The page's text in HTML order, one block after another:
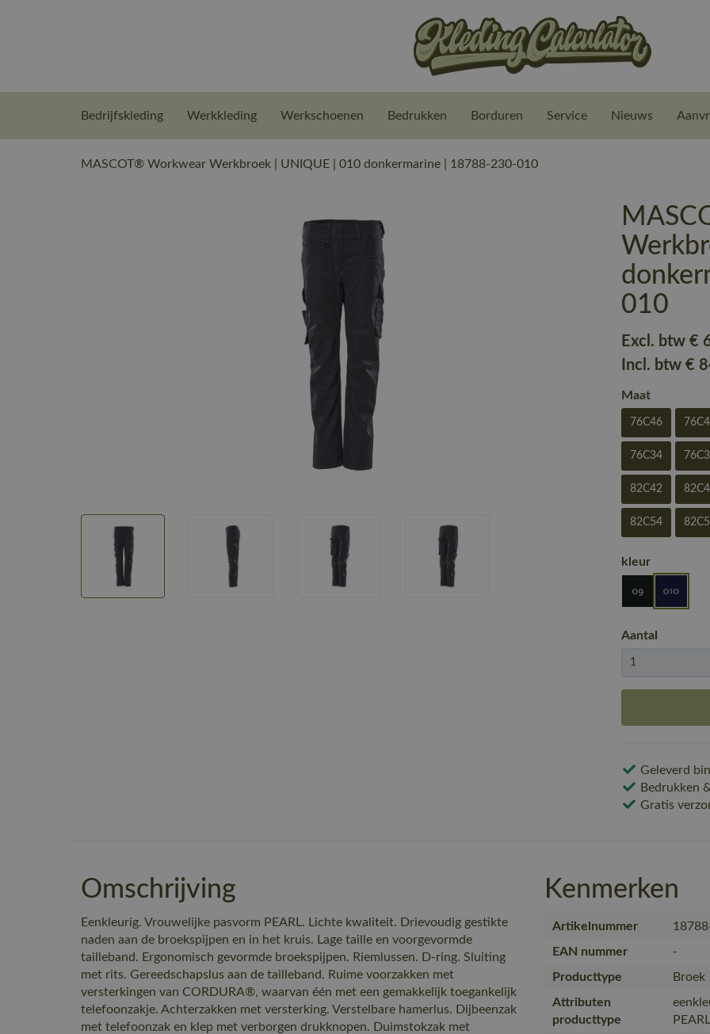
Bedrijfskleding Werkkleding Werkschoenen Bedrukken Borduren Service Nieuws
MASCOT® Workwear Werkbroek | UNIQUE | 010 donkermarine | 18788-230-010
010
Excl. btw€
Incl. btw€
Maat
76C46
76C34
82C42
82C54
kleur
Aantal
Geleverd
Bedrukken
Gratis
Omschrijving
Eenkleurig. Vrouwelijke pasvorm PEARL. Lichte kwaliteit. Drievoudig gestikte
naden aan de broekspijpen en in het kruis. Lage taille en voorgevormde
tailleband. Ergonomisch gevormde broekspijpen. Riemlussen. D-ring. Sluiting
met rits. Gereedschapslus aan de tailleband. Ruime voorzakken met
versterkingen van CORDURA®, waarvan één met een gemakkelijk toegankelijk
telefoonzakje. Achterzakken met versterking. Verstelbare hamerlus. Dijbeenzak
met telefoonzak en klep met verborgen drukknopen. Duimstokzak met
Kenmerken
Artikelnummer
EAN nummer
-
Producttype
Broek
Attributen
producttype
PEARL